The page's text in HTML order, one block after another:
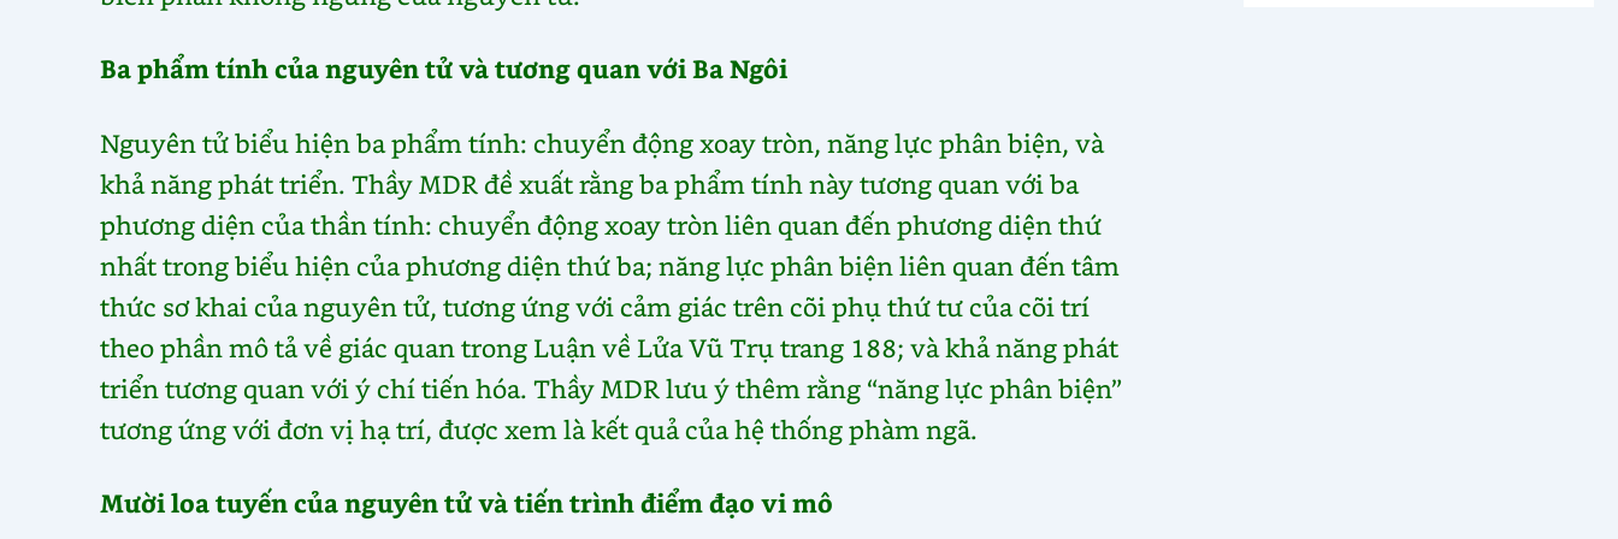
Ba phẩm tính của nguyên tử và tương quan với Ba Ngôi
Nguyên tử biểu hiện ba phẩm tính: chuyển động xoay tròn, năng lực phân biện, và
khả năng phát triển. Thầy MDR đề xuất rằng ba phẩm tính này tương quan với ba
phương diện của thần tính: chuyển động xoay tròn liên quan đến phương diện thứ
nhất trong biểu hiện của phương diện thứ ba; năng lực phân biện liên quan đến tâm
thức sơ khai của nguyên tử, tương ứng với cảm giác trên cõi phụ thứ tư của cõi trí
theo phần mô tả về giác quan trong Luận về Lửa Vũ Trụ trang 188; và khả năng phát
triển tương quan với ý chí tiến hóa. Thầy MDR lưu ý thêm rằng “năng lực phân biện”
tương ứng với đơn vị hạ trí, được xem là kết quả của hệ thống phàm ngã.
Mười loa tuyến của nguyên tử và tiến trình điểm đạo vi mô